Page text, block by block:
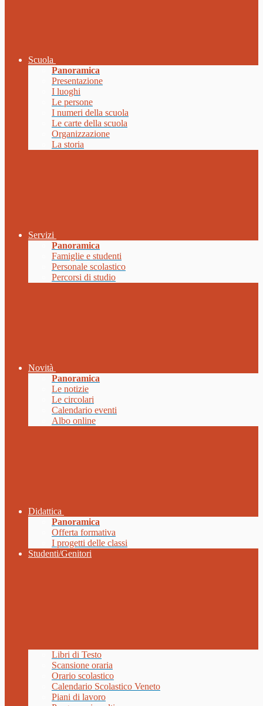
Scuola
Panoramica
Presentazione
I luoghi
Le persone
I numeri della scuola
Le carte della scuola
Organizzazione
La storia
Servizi
Panoramica
Famiglie e studenti
Personale scolastico
Percorsi di studio
Novità
Panoramica
Le notizie
Le circolari
Calendario eventi
Albo online
Didattica
Panoramica
Offerta formativa
I progetti delle classi
Studenti/Genitori
Libri di Testo
Scansione oraria
Orario scolastico
Calendario Scolastico Veneto
Piani di lavoro